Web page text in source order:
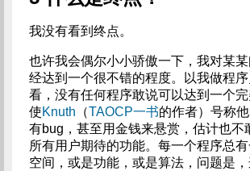
我没有看到终点。
也许我会偶尔小小骄傲一下，我对某
经达到一个很不错的程度。以我做程
看，没有任何程序敢说可以达到一个
使Knuth （TAOCP一书的作者）号称
有bug，甚至用金钱来悬赏，估计也不
所有用户期待的功能。每一个程序总
空间，或是功能，或是算法，问题是